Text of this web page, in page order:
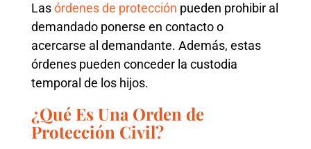
Lasórdenes de protección pueden prohibir al
demandado ponerse en contacto o
acercarse al demandante. Además, estas
órdenes pueden conceder la custodia
temporal de los hijos.
¿Qué Es Una Orden de
Protección Civil?